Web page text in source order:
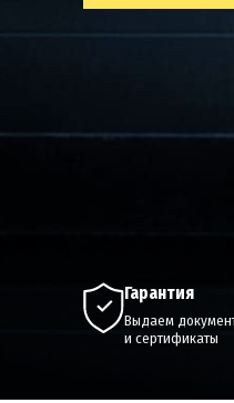
гарантия
Выдаем
и сертификаты